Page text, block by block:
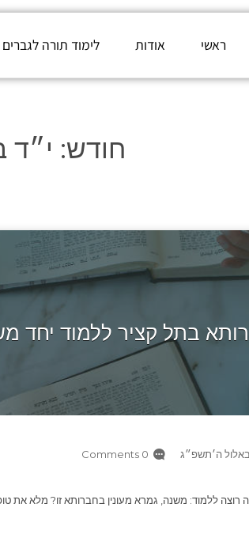
ראשי אודות לימוד תורה לגברים
חודש: י״ד
בתל קציר ללמוד יחד
ה׳תשפ״ג 0 Comments
רוצה ללמוד: משנה, גמרא מעונין בחברותא זו? מלא את